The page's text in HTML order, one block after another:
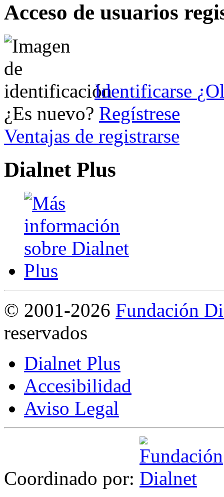
Acceso de usuarios
Identificarse
¿Es nuevo? Regístrese
Ventajas de registrarse
Dialnet Plus
© 2001-2026 Fundación
reservados
Dialnet Plus
Accesibilidad
Aviso Legal
Coordinado por: